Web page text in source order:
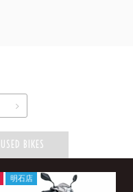
USED BIKES
明石店